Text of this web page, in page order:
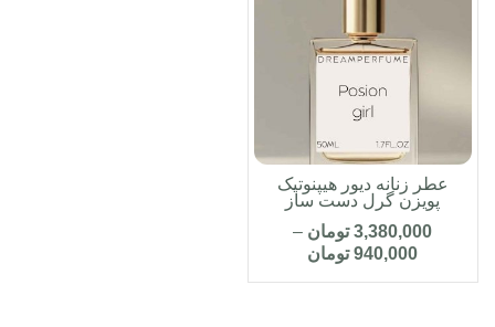
عطر زنانه دیور هیپنوتیک
پویزن گرل دست ساز
3,380,000 تومان –
940,000 تومان